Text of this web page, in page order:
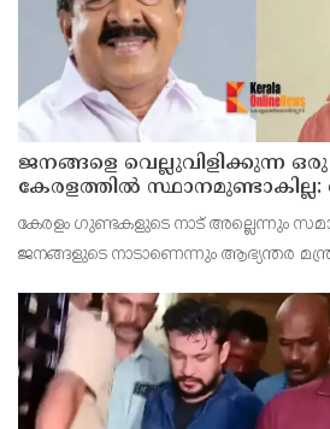
ജനങ്ങളെ വെല്ലുവിളിക്കുന്ന
കേരളത്തില്‍ സ്ഥാനമുണ്ടാകില്ല:
കേരളം ഗുണ്ടകളുടെ നാട് അല്ലെന്നും
ജനങ്ങളുടെ നാടാണെന്നും ആഭ്യന്തര